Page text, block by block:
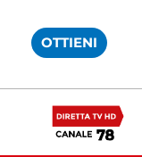
OTTIENI